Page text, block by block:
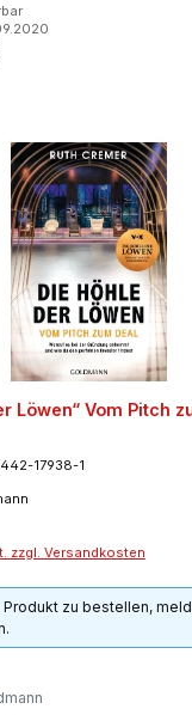
Löwen“ Vom Pitch
442-17938-1
zzgl. Versandkosten
zu bestellen,